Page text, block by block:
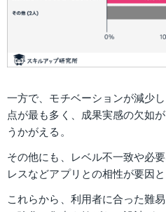
一方で、モチベーションが減少
点が最も多く、成果実感の欠如
うかがえる。
その他にも、レベル不一致や必
レスなどアプリとの相性が要因
これらから、利用者に合った難